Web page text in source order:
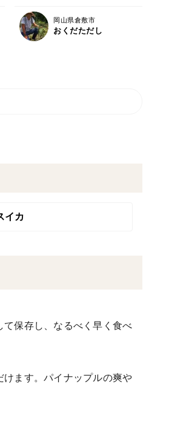
岡山県倉敷市
おくだただし
イカ
保存し、なるべく早く食べ
ます。パイナップルの爽や